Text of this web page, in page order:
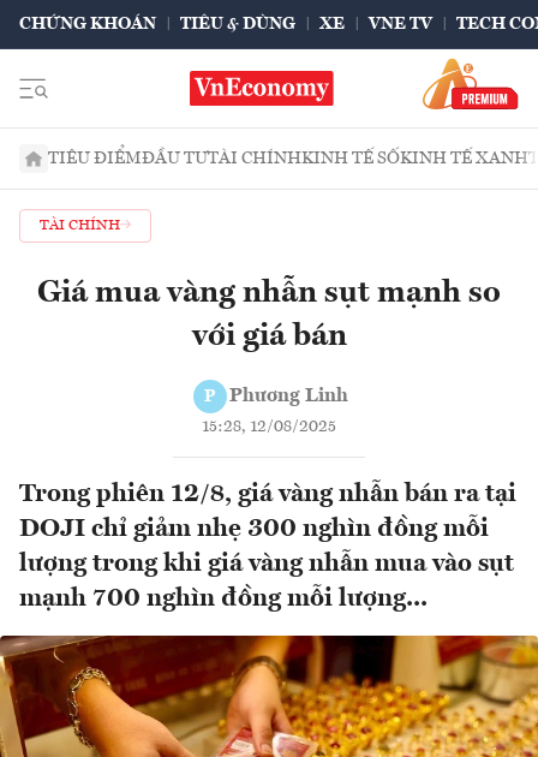
CHỨNG KHOÁN TIÊU & DÙNG XE VNE TV TECH
TIÊU ĐIỂMĐẦU TƯTÀI CHÍNHKINH TẾ SỐKINH TẾ XANH
TÀI CHÍNH
Giá mua vàng nhẫn sụt mạnh so
với giá bán
P Phương Linh
15:28, 12/08/2025
Trong phiên 12/8, giá vàng nhẫn bán ra tại
DOJI chỉ giảm nhẹ 300 nghìn đồng mỗi
lượng trong khi giá vàng nhẫn mua vào sụt
mạnh 700 nghìn đồng mỗi lượng...